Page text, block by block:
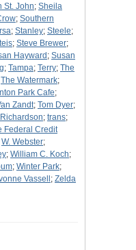
St. John; Sheila
; Southern
; Stanley; Steele;
; Steve Brewer;
Hayward ; Susan
; Tampa; Terry; The
The Watermark;
Park Cafe;
Zandt; Tom Dyer;
; trans;
Federal Credit
W. Webster;
; William C. Koch;
; Winter Park;
Vassell ; Zelda